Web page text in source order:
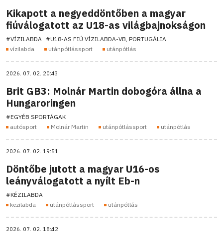
Kikapott a negyeddöntőben a magyar
fiúválogatott az U18-as világbajnokságon
#VÍZILABDA #U18-AS FIÚ VÍZILABDA-VB, PORTUGÁLIA
vízilabda
utánpótlássport utánpótlás
2026. 07. 02. 20:43
Brit GB3: Molnár Martin dobogóra állna a
Hungaroringen
#EGYÉB SPORTÁGAK
autósport
Molnár Martin utánpótlássport utánpótlás
2026. 07. 02. 19:51
Döntőbe jutott a magyar U16-os
leányválogatott a nyílt Eb-n
#KÉZILABDA
kezilabda
utánpótlássport utánpótlás
2026. 07. 02. 18:42